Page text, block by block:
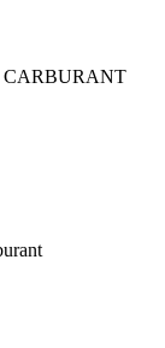
CARBURANT